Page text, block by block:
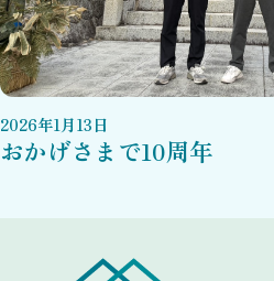
2026年1月13日
おかげさまで10周年